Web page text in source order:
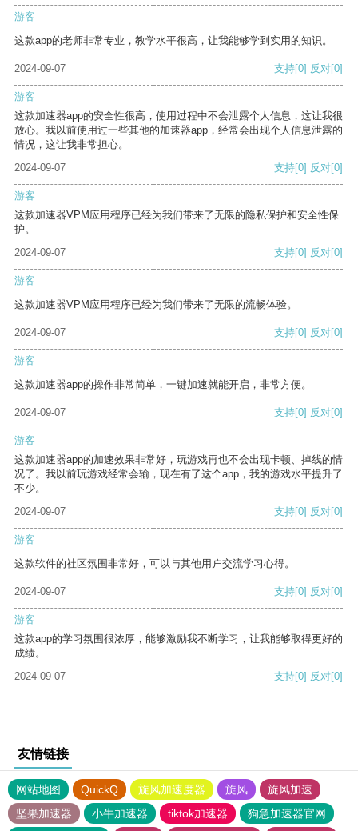
游客
这款app的老师非常专业，教学水平很高，让我能够学到实用的知识。
2024-09-07 支持[0] 反对[0]
游客
这款加速器app的安全性很高，使用过程中不会泄露个人信息，这让我很
放心。我以前使用过一些其他的加速器app，经常会出现个人信息泄露的
情况，这让我非常担心。
2024-09-07
支持[0] 反对[0]
游客
这款加速器VPM应用程序已经为我们带来了无限的隐私保护和安全性保
护。
2024-09-07
支持[0] 反对[0]
游客
这款加速器VPM应用程序已经为我们带来了无限的流畅体验。
2024-09-07 支持[0] 反对[0]
游客
这款加速器app的操作非常简单，一键加速就能开启，非常方便。
2024-09-07 支持[0] 反对[0]
游客
这款加速器app的加速效果非常好，玩游戏再也不会出现卡顿、掉线的情
况了。我以前玩游戏经常会输，现在有了这个app，我的游戏水平提升了
不少。
2024-09-07
支持[0] 反对[0]
游客
这款软件的社区氛围非常好，可以与其他用户交流学习心得。
2024-09-07 支持[0] 反对[0]
游客
这款app的学习氛围很浓厚，能够激励我不断学习，让我能够取得更好的
成绩。
2024-09-07
支持[0] 反对[0]
友情链接
网站地图 QuickQ 旋风加速度器 旋风
旋风加速
坚果加速器
小牛加速器 tiktok加速器 狗急加速器官网